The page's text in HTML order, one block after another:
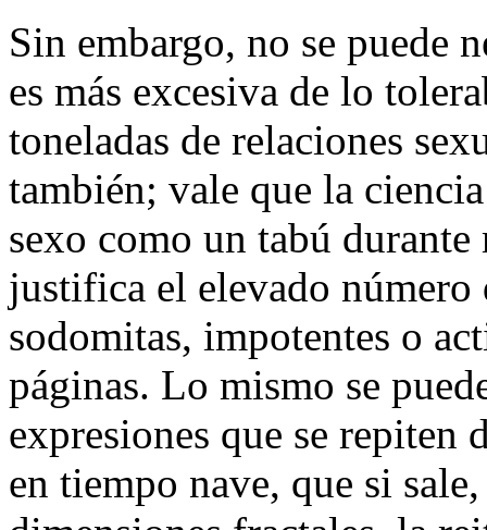
Sin embargo, no se puede
es más excesiva de lo
toneladas de relaciones
también; vale que la
sexo como un tabú durante
justifica el elevado número
sodomitas, impotentes o
páginas. Lo mismo se
expresiones que se repiten
en tiempo nave, que si